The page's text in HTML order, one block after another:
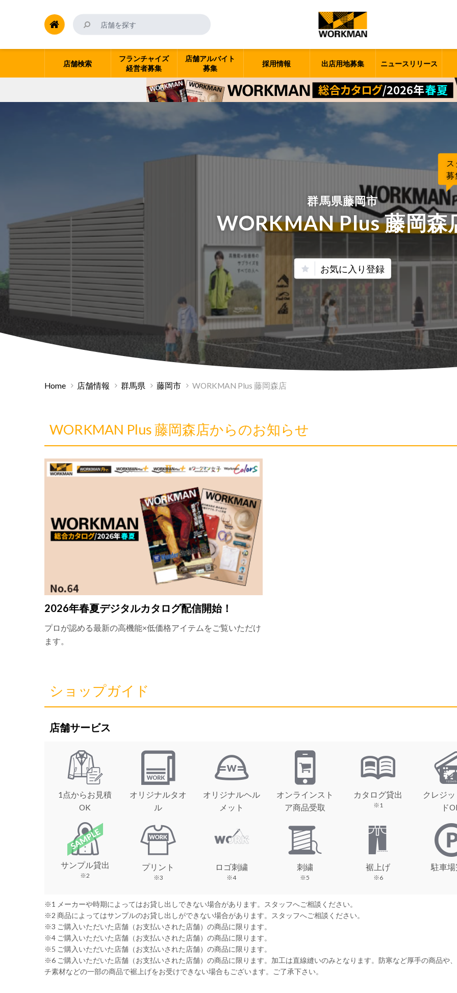
フランチャイズ
経営者募集
店舗検索
店舗アルバイト
募集
採用情報 出店用地募集 ニュースリリース
募
群馬県藤岡市
WORKMAN Plus 藤岡森
お気に入り登録
Home 店舗情報 群馬県 藤岡市 WORKMAN Plus 藤岡森店
WORKMAN Plus 藤岡森店からのお知らせ
2026年春夏デジタルカタログ配信開始！
プロが認める最新の高機能×低価格アイテムをご覧いただけ
ます。
ショップガイド
店舗サービス
1点からお見積
OK
オリジナルタオ
ル
オリジナルヘル
メット
オンラインスト
ア商品受取
カタログ貸出
※1
クレジ
ド
サンプル貸出
※2
プリント
※3
ロゴ刺繍
※4
刺繍
※5
裾上げ
※6
駐車
※1 メーカーや時期によってはお貸し出しできない場合があります。スタッフへご相談ください。
※2 商品によってはサンプルのお貸し出しができない場合があります。スタッフへご相談ください。
※3 ご購入いただいた店舗（お支払いされた店舗）の商品に限ります。
※4 ご購入いただいた店舗（お支払いされた店舗）の商品に限ります。
※5 ご購入いただいた店舗（お支払いされた店舗）の商品に限ります。
※6 ご購入いただいた店舗（お支払いされた店舗）の商品に限ります。加工は直線縫いのみとなります。防寒など厚手の商品や
チ素材などの一部の商品で裾上げをお受けできない場合もございます。ご了承下さい。